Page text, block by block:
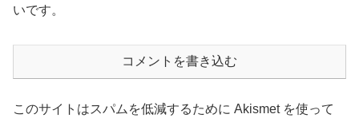
いです。
コメントを書き込む
このサイトはスパムを低減するために Akismet を使って